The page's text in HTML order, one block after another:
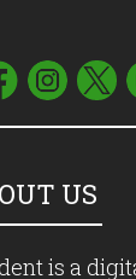
US
is a